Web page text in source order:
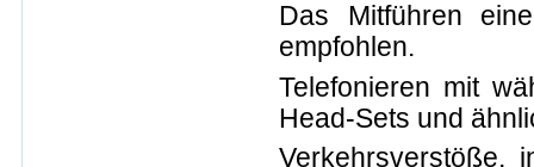
Das Mitführen
empfohlen.
Telefonieren mit
Head-Sets und
Verkehrsverstöße,